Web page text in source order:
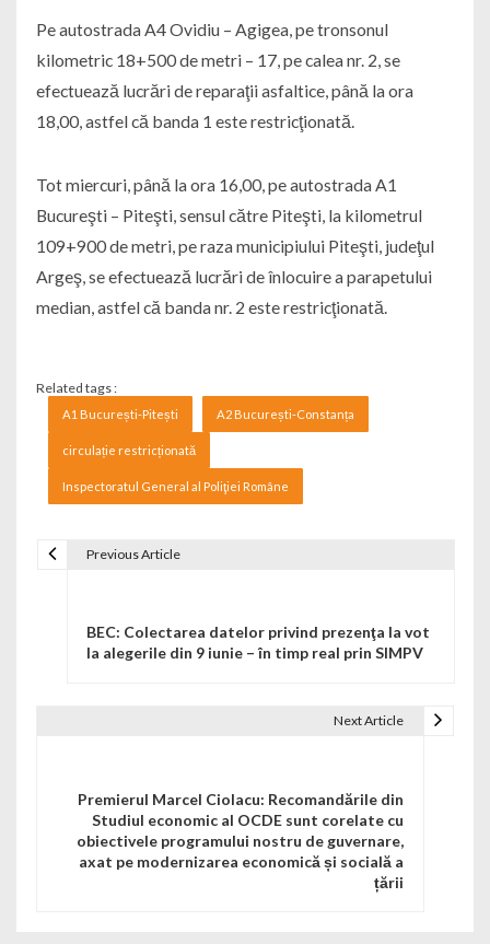
Pe autostrada A4 Ovidiu – Agigea, pe tronsonul
kilometric 18+500 de metri – 17, pe calea nr. 2, se
efectuează lucrări de reparaţii asfaltice, până la ora
18,00, astfel că banda 1 este restricţionată.
Tot miercuri, până la ora 16,00, pe autostrada A1
Bucureşti – Piteşti, sensul către Piteşti, la kilometrul
109+900 de metri, pe raza municipiului Piteşti, judeţul
Argeş, se efectuează lucrări de înlocuire a parapetului
median, astfel că banda nr. 2 este restricţionată.
Related tags :
A1 București-Pitești A2 București-Constanța
circulație restricționată
Inspectoratul General al Poliţiei Române
Previous Article
BEC: Colectarea datelor privind prezenţa la vot
la alegerile din 9 iunie – în timp real prin SIMPV
Next Article
Premierul Marcel Ciolacu: Recomandările din
Studiul economic al OCDE sunt corelate cu
obiectivele programului nostru de guvernare,
axat pe modernizarea economică și socială a
țării